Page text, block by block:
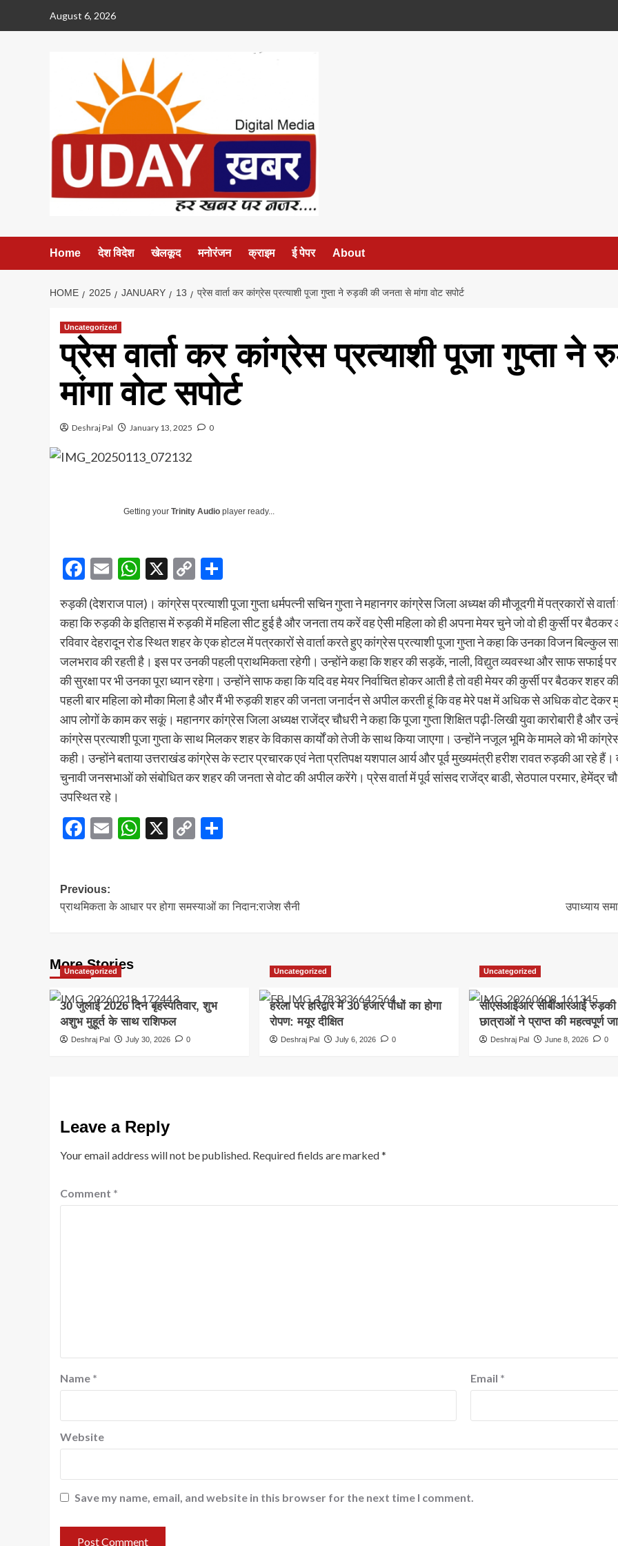
August 6, 2026
Home देश विदेश खेलकूद मनोरंजन क्राइम ई पेपर About
HOME 2025 JANUARY 13 प्रेस वार्ता कर कांग्रेस प्रत्याशी पूजा गुप्ता ने रुड़की की जनता से मांगा वोट सपोर्ट
Uncategorized
प्रेस वार्ता कर कांग्रेस प्रत्याशी पूजा गुप्ता
मांगा वोट सपोर्ट
Deshraj Pal January 13, 2025 0
Getting your Trinity Audio player ready...
Facebook
EmailWhatsApp
X
Copy
Link
रुड़की (देशराज पाल)। कांग्रेस प्रत्याशी पूजा गुप्ता धर्मपत्नी सचिन गुप्ता ने महानगर कांग्रेस जिला अध्यक्ष की मौजूदगी में पत्रकारों से
कहा कि रुड़की के इतिहास में रुड़की में महिला सीट हुई है और जनता तय करें वह ऐसी महिला को ही अपना मेयर चुने जो वो ही कुर्सी पर
रविवार देहरादून रोड स्थित शहर के एक होटल में पत्रकारों से वार्ता करते हुए कांग्रेस प्रत्याशी पूजा गुप्ता ने कहा कि उनका विजन
जलभराव की रहती है। इस पर उनकी पहली प्राथमिकता रहेगी। उन्होंने कहा कि शहर की सड़कें, नाली, विद्युत व्यवस्था और साफ सफाई
की सुरक्षा पर भी उनका पूरा ध्यान रहेगा। उन्होंने साफ कहा कि यदि वह मेयर निर्वाचित होकर आती है तो वही मेयर की कुर्सी पर बैठकर
पहली बार महिला को मौका मिला है और मैं भी रुड़की शहर की जनता जनार्दन से अपील करती हूं कि वह मेरे पक्ष में अधिक से अधिक वोट देकर
आप लोगों के काम कर सकूं। महानगर कांग्रेस जिला अध्यक्ष राजेंद्र चौधरी ने कहा कि पूजा गुप्ता शिक्षित पढ़ी-लिखी युवा कारोबारी है और
कांग्रेस प्रत्याशी पूजा गुप्ता के साथ मिलकर शहर के विकास कार्यों को तेजी के साथ किया जाएगा। उन्होंने नजूल भूमि के मामले को भी
कही। उन्होंने बताया उत्तराखंड कांग्रेस के स्टार प्रचारक एवं नेता प्रतिपक्ष यशपाल आर्य और पूर्व मुख्यमंत्री हरीश रावत रुड़की आ रहे हैं।
चुनावी जनसभाओं को संबोधित कर शहर की जनता से वोट की अपील करेंगे। प्रेस वार्ता में पूर्व सांसद राजेंद्र बाडी, सेठपाल परमार,
उपस्थित रहे।
Facebook
EmailWhatsApp
X
Copy
Post
navigation
Previous:
प्राथमिकता के आधार पर होगा समस्याओं का निदान:राजेश सैनी
उपाध्याय
More Stories
Uncategorized
30 जुलाई 2026 दिन बृहस्पतिवार, शुभ
अशुभ मुहूर्त के साथ राशिफल
Deshraj Pal July 30, 2026 0
Uncategorized
हरेला पर हरिद्वार में 30 हजार पौधों का होगा
रोपण: मयूर दीक्षित
Deshraj Pal July 6, 2026 0
Uncategorized
सीएसआईआर सीबीआरआई रुड़की
छात्राओं ने प्राप्त की महत्वपूर्ण
Deshraj Pal June 8, 2026 0
Leave a Reply
Your email address will not be published. Required fields are marked*
Comment *
Name * Email *
Website
Save my name, email, and website in this browser for the next time I comment.